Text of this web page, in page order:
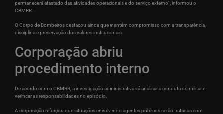
permanecerá afastado das atividades operacionais e do serviço externo”, informou o
CBMRR.
O Corpo de Bombeiros destacou ainda que mantém compromisso com a transparência,
disciplina e preservação dos valores institucionais.
Corporação abriu
procedimento interno
De acordo com o CBMRR, a investigação administrativa irá analisar a conduta do militar e
verificar as responsabilidades no episódio.
A corporação reforçou que situações envolvendo agentes públicos serão tratadas com